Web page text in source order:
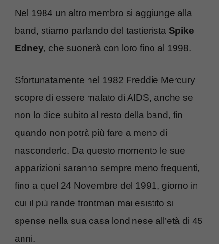
Nel 1984 un altro membro si aggiunge alla
band, stiamo parlando del tastierista Spike
Edney, che suonerà con loro fino al 1998.
Sfortunatamente nel 1982 Freddie Mercury
scopre di essere malato di AIDS, anche se
non lo dice subito al resto della band, fin
quando non potrà più fare a meno di
nasconderlo. Da questo momento le sue
apparizioni saranno sempre meno frequenti,
fino a quel 24 Novembre del 1991, giorno in
cui il più rande frontman mai esistito si
spense nella sua casa londinese all’età di 45
anni.